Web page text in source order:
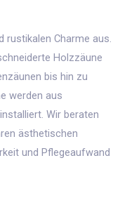
rustikalen Charme aus.
Holzzäune
bis hin zu
werden aus
Wir beraten
ästhetischen
und Pflegeaufwand